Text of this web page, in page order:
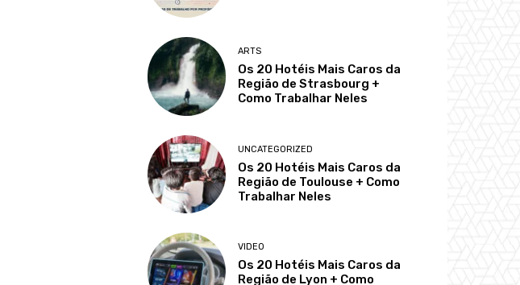
ARTS
Os 20 Hotéis Mais Caros da
Região de Strasbourg +
Como Trabalhar Neles
UNCATEGORIZED
Os 20 Hotéis Mais Caros da
Região de Toulouse + Como
Trabalhar Neles
VIDEO
Os 20 Hotéis Mais Caros da
Região de Lyon + Como